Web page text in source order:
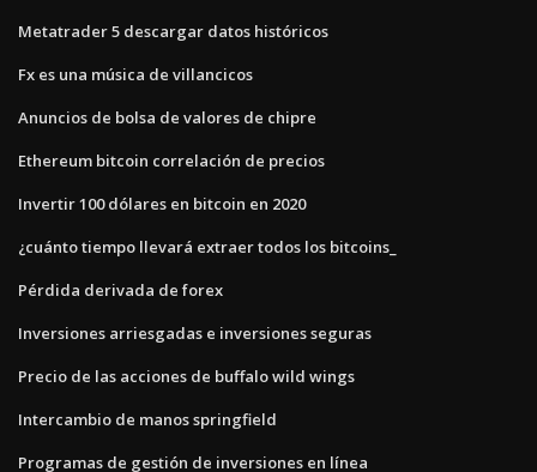
Metatrader 5 descargar datos históricos
Fx es una música de villancicos
Anuncios de bolsa de valores de chipre
Ethereum bitcoin correlación de precios
Invertir 100 dólares en bitcoin en 2020
¿cuánto tiempo llevará extraer todos los bitcoins_
Pérdida derivada de forex
Inversiones arriesgadas e inversiones seguras
Precio de las acciones de buffalo wild wings
Intercambio de manos springfield
Programas de gestión de inversiones en línea